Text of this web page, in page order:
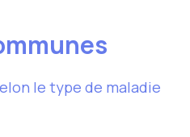
le type de maladie